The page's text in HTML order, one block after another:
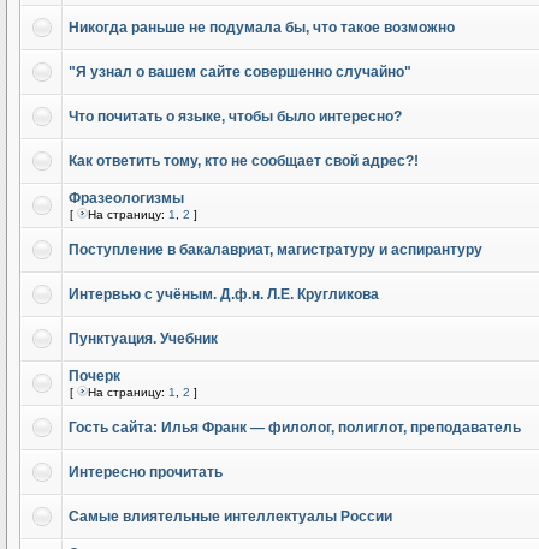
Никогда раньше не подумала бы, что такое возможно
"Я узнал о вашем сайте совершенно случайно"
Что почитать о языке, чтобы было интересно?
Как ответить тому, кто не сообщает свой адрес?!
Фразеологизмы
[ На страницу: 1 2 ]
Поступление в бакалавриат, магистратуру и аспирантуру
Интервью с учёным. Д.ф.н. Л.Е. Кругликова
Пунктуация. Учебник
Почерк
[ На страницу: 1 2 ]
Гость сайта: Илья Франк — филолог, полиглот, преподаватель
Интересно прочитать
Самые влиятельные интеллектуалы России